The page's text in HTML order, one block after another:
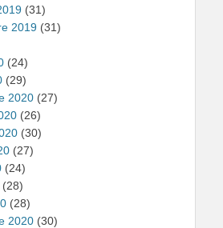
(31)
2019 (31)
(24)
(29)
2020 (27)
(26)
(30)
(27)
(24)
(28)
(28)
2020 (30)